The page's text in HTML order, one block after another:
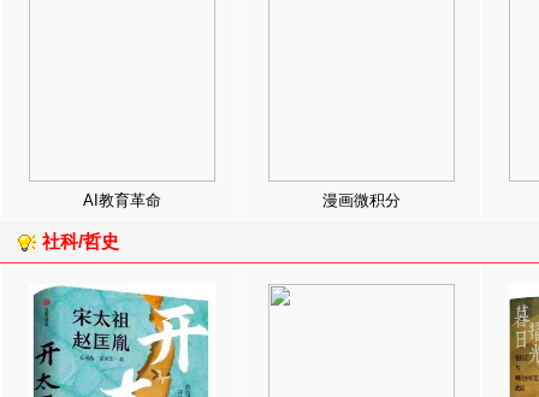
AI教育革命 漫画微积分
社科/哲史